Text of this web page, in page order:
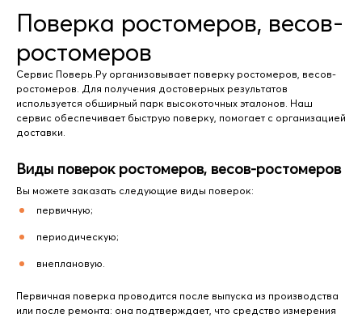
Поверка ростомеров, весов-
ростомеров
Сервис Поверь.Ру организовывает поверку ростомеров, весов-
ростомеров. Для получения достоверных результатов
используется обширный парк высокоточных эталонов. Наш
сервис обеспечивает быструю поверку, помогает с организацией
доставки.
Виды поверок ростомеров, весов-ростомеров
Вы можете заказать следующие виды поверок:
первичную;
периодическую;
внеплановую.
Первичная поверка проводится после выпуска из производства
или после ремонта: она подтверждает, что средство измерения